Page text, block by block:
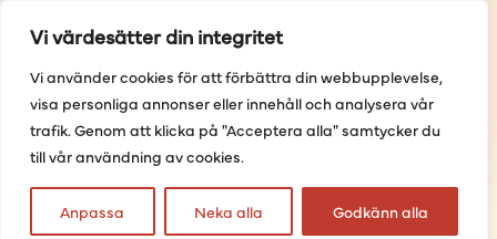
Vi värdesätter din integritet
Vi använder cookies för att förbättra din webbupplevelse,
visa personliga annonser eller innehåll och analysera vår
trafik. Genom att klicka på "Acceptera alla" samtycker du
till vår användning av cookies.
Anpassa Neka alla Godkänn alla
Om oss
Följ oss
Facebook
Instagram
Pinterest
Youtube